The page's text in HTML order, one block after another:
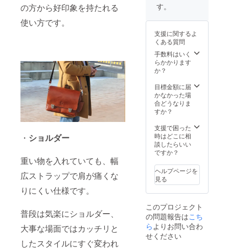
の方から好印象を持たれる
使い方です。
・ ショルダー
重い物を入れていても、幅
広ストラップで肩が痛くな
りにくい仕様です。
普段は気楽にショルダー、
大事な場面ではカッチリと
したスタイルにすぐ変われ
-----
す。
支援に関するよ
くある質問
手数料はいく
らかかります
か？
目標金額に届
かなかった場
合どうなりま
すか？
支援で困った
時はどこに相
談したらいい
ですか？
ヘルプページを
見る
このプロジェクト
の問題報告はこち
ら よりお問い合わ
せください